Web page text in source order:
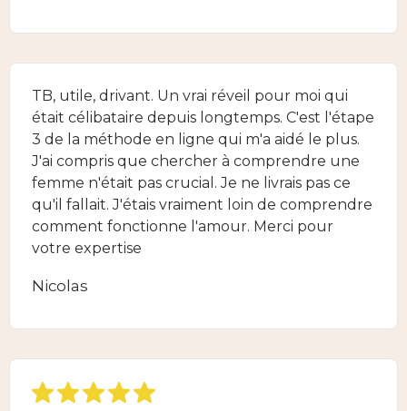
TB, utile, drivant. Un vrai réveil pour moi qui
était célibataire depuis longtemps. C'est l'étape
3 de la méthode en ligne qui m'a aidé le plus.
J'ai compris que chercher à comprendre une
femme n'était pas crucial. Je ne livrais pas ce
qu'il fallait. J'étais vraiment loin de comprendre
comment fonctionne l'amour. Merci pour
votre expertise
Nicolas